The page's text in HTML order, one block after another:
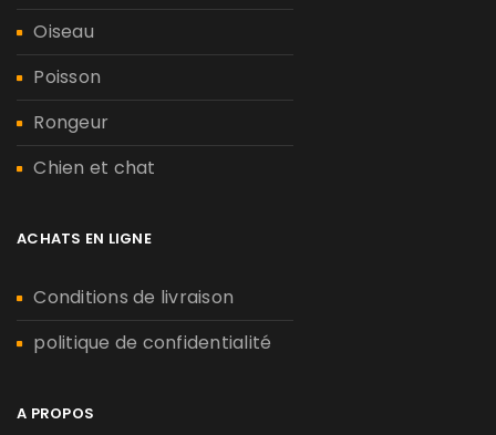
Oiseau
Poisson
Rongeur
Chien et chat
ACHATS EN LIGNE
Conditions de livraison
politique de confidentialité
A PROPOS